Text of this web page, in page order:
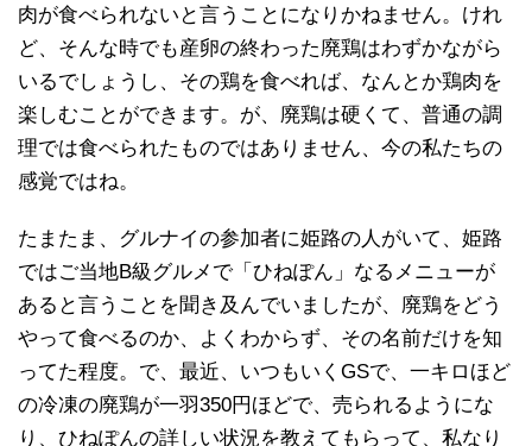
肉が食べられないと言うことになりかねません。けれ
ど、そんな時でも産卵の終わった廃鶏はわずかながら
いるでしょうし、その鶏を食べれば、なんとか鶏肉を
楽しむことができます。が、廃鶏は硬くて、普通の調
理では食べられたものではありません、今の私たちの
感覚ではね。
たまたま、グルナイの参加者に姫路の人がいて、姫路
ではご当地B級グルメで「ひねぽん」なるメニューが
あると言うことを聞き及んでいましたが、廃鶏をどう
やって食べるのか、よくわからず、その名前だけを知
ってた程度。で、最近、いつもいくGSで、一キロほど
の冷凍の廃鶏が一羽350円ほどで、売られるようにな
り、ひねぽんの詳しい状況を教えてもらって、私なり